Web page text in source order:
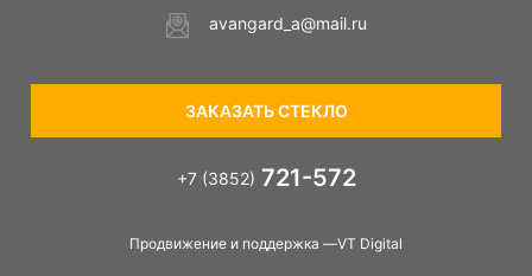
Продвижение и поддержка —VT Digital
avangard_a@mail.ru
ЗАКАЗАТЬ СТЕКЛО
+7 (3852) 721-572